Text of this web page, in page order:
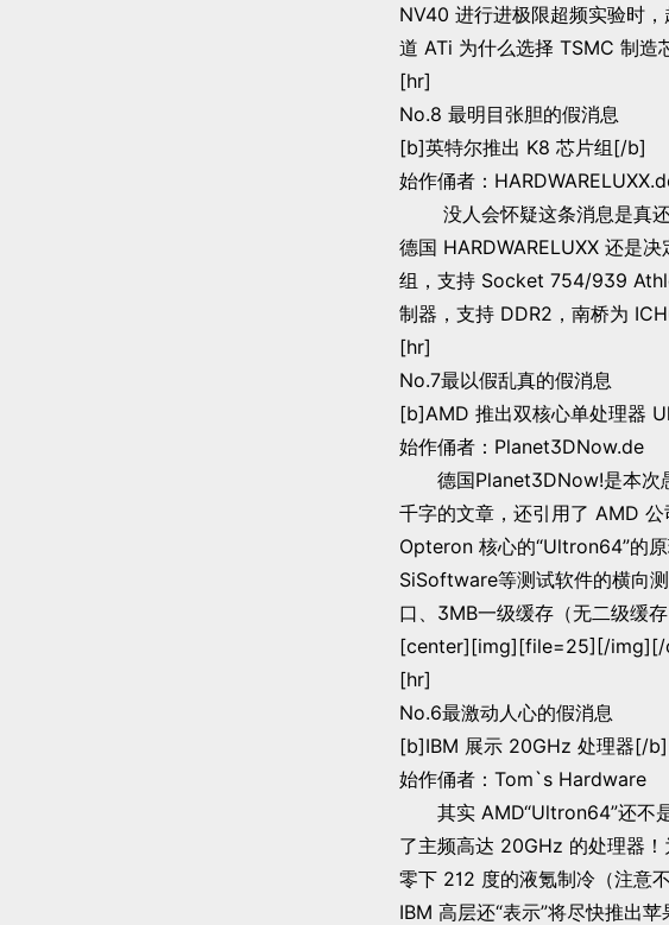
NV40 进行进极限超频实验时
道 ATi 为什么选择 TSMC 制造
[hr]
No.8 最明目张胆的假消息
[b]英特尔推出 K8 芯片组[/b]
始作俑者：
没人会怀疑这条消息是真还
德国 HARDWARELUXX 还是
组，支持 Socket 754/939
制器，支持 DDR2，南桥为
[hr]
No.7最以假乱真的假消息
[b]AMD 推出双核心单处理器
始作俑者：Planet3DNow.de
德国Planet3DNow!是本次愚
千字的文章，还引用了 AMD
Opteron 核心的“Ultron64”的
SiSoftware等测试软件的横向
口、3MB一级缓存（无二级缓
[center][img][file=25][/img][/
[hr]
No.6最激动人心的假消息
[b]IBM 展示 20GHz 处理器[/b]
始作俑者：Tom`s Hardware
其实 AMD“Ultron64”还不是
了主频高达 20GHz 的处理器！
零下 212 度的液氪制冷（注意
IBM 高层还“表示”将尽快推出